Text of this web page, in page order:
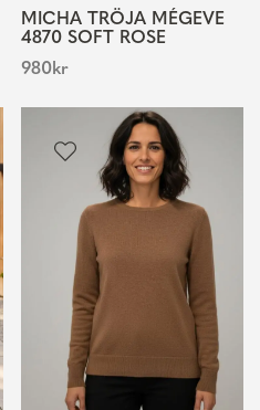
MICHA TRÖJA MÉGEVE
4870 SOFT ROSE
980kr